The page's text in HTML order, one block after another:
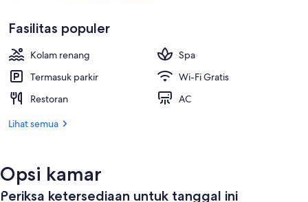
Mata air panas
Fasilitas populer
Kolam renang
Spa
Termasuk parkir
Wi-Fi Gratis
Restoran
AC
Lihat semua
Opsi kamar
Periksa ketersediaan untuk tanggal ini